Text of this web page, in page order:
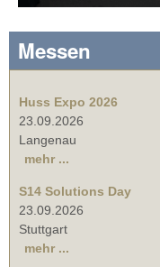
Messen
Huss Expo 2026
23.09.2026
Langenau
mehr ...
S14 Solutions Day
23.09.2026
Stuttgart
mehr ...